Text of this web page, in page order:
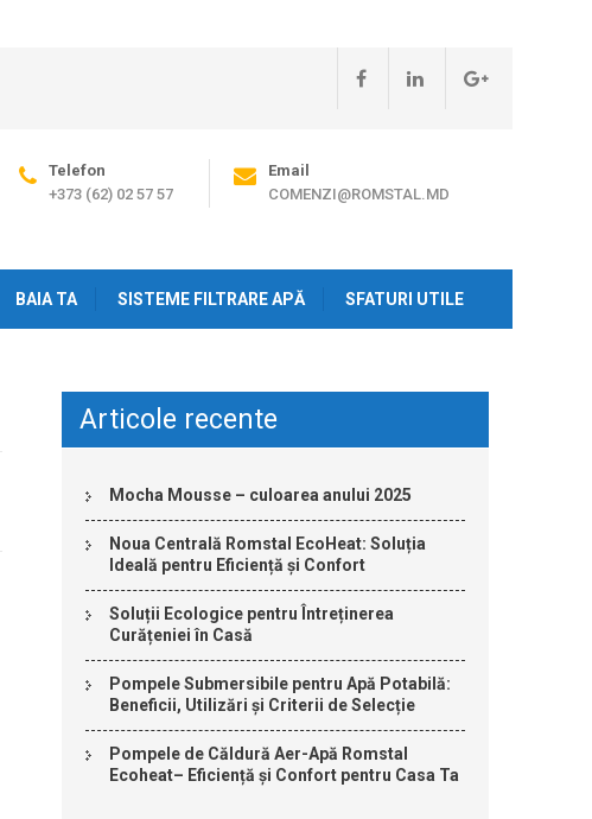
Telefon
+373 (62) 02 57 57
Email
COMENZI@ROMSTAL.MD
BAIA TA SISTEME FILTRARE APĂ SFATURI UTILE
Articole recente
Mocha Mousse – culoarea anului 2025
Noua Centrală Romstal EcoHeat: Soluția
Ideală pentru Eficiență și Confort
Soluții Ecologice pentru Întreținerea
Curățeniei în Casă
Pompele Submersibile pentru Apă Potabilă:
Beneficii, Utilizări și Criterii de Selecție
Pompele de Căldură Aer-Apă Romstal
Ecoheat– Eficiență și Confort pentru Casa Ta